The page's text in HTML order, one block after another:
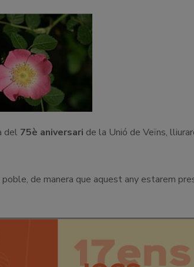
del 75è aniversari de la Unió de Veïns,
de manera que aquest any estarem